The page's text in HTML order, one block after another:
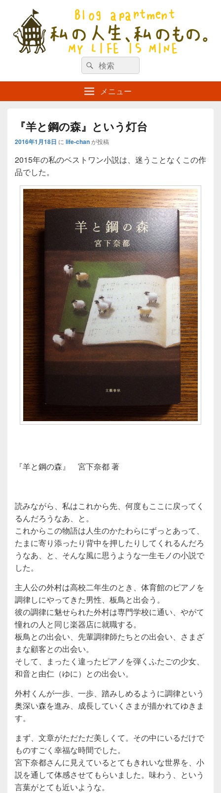
私の人生、私のもの。【新館】
検
索
対
象:
検
索
メニュー
『羊と鋼の森』という灯台
2016年1月18日 に life-chanが投稿
2015年の私のベストワン小説は、 迷うことなくこの作
品でした。
『羊と鋼の森』 宮下奈都 著
読みながら、私はこれから先、 何度もここに戻ってく
るんだろうなあ、と。
これからこの物語は人生のかたわらにずっとあって、
たまに寄り添ったり背中を押したりしてくれるんだろ
うなあ、と、 そんな風に思うような一生モノの小説で
した。
主人公の外村は高校二年生のとき、 体育館のピアノを
調律しにやってきた男性、板鳥と出会う。
彼の調律に魅せられた外村は専門学校に通い、 やがて
憧れの人と同じ楽器店に就職する。
板鳥との出会い、先輩調律師たちとの出会い、 さまざ
まな顧客との出会い。
そして、まったく違ったピアノを弾くふたごの少女、
和音と由仁（ゆに）との出会い。
外村くんが一歩、一歩、 踏みしめるように調律という
奥深い森を進み、 成長していくさまが描かれてゆきま
す。
まず、文章がただただ美しくて。 その中にいるだけで
ものすごく幸福な時間でした。
宮下奈都さんに見えているとてもきれいな世界を、 小
説を通して体感させてもらいました。味わう、 という
言葉がとても近いような。